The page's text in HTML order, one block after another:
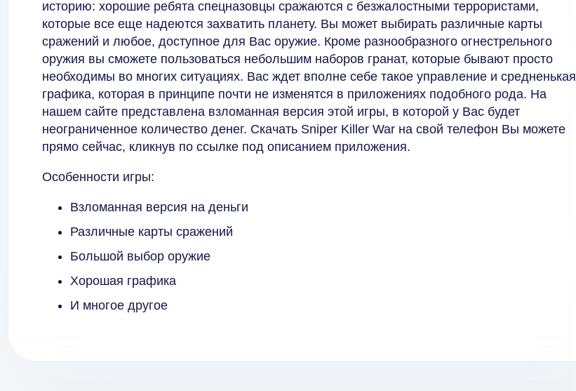
историю: хорошие ребята спецназовцы сражаются с безжалостными террористами,
которые все еще надеются захватить планету. Вы может выбирать различные карты
сражений и любое, доступное для Вас оружие. Кроме разнообразного огнестрельного
оружия вы сможете пользоваться небольшим наборов гранат, которые бывают просто
необходимы во многих ситуациях. Вас ждет вполне себе такое управление и средненькая
графика, которая в принципе почти не изменятся в приложениях подобного рода. На
нашем сайте представлена взломанная версия этой игры, в которой у Вас будет
неограниченное количество денег. Скачать Sniper Killer War на свой телефон Вы можете
прямо сейчас, кликнув по ссылке под описанием приложения.
Особенности игры:
Взломанная версия на деньги
Различные карты сражений
Большой выбор оружие
Хорошая графика
И многое другое